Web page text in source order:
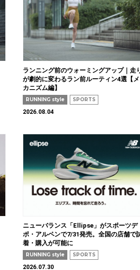
ランニング前のウォーミングアップ｜走
が劇的に変わるラン前ルーティン4選【メ
カニズム編】
RUNNING style SPORTS
2026.08.04
ニューバランス「Ellipse」がスポーツデ
ポ・アルペンで7/31発売。全国の店舗で
着・購入が可能に
RUNNING style SPORTS
2026.07.30